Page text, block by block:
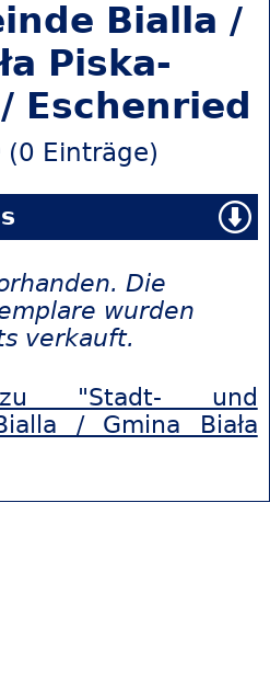
Bialla /
Piska-
Eschenried
(0 Einträge)
Die
wurden
verkauft.
"Stadt- und
/ Gmina Biała